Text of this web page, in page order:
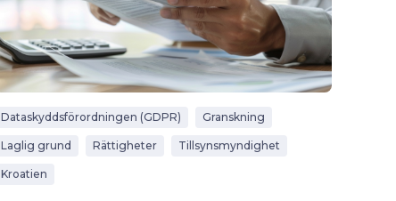
Dataskyddsförordningen (GDPR) Granskning
Laglig grund Rättigheter Tillsynsmyndighet
Kroatien